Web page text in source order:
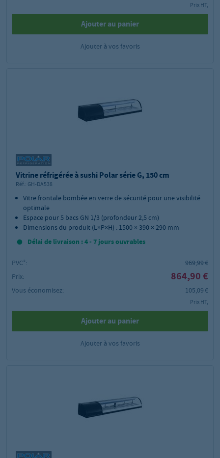
Prix HT,
Ajouter au panier
Ajouter à vos favoris
Vitrine réfrigérée à sushi Polar série G, 150 cm
Réf.: GH-DA538
Vitre frontale bombée en verre de sécurité pour une visibilité
optimale
Espace pour 5 bacs GN 1/3 (profondeur 2,5 cm)
Dimensions du produit (L×P×H) : 1500 × 390 × 290 mm
Délai de livraison : 4 - 7 jours ouvrables
PVC²:
969,99 €
Prix:
864,90 €
Vous économisez: 105,09 €
Prix HT,
Ajouter au panier
Ajouter à vos favoris